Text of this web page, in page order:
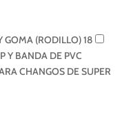
GOMA (RODILLO)18
Y BANDA DE PVC
CHANGOS DE SUPER